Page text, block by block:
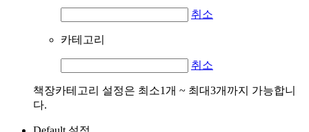
취소
카테고리
취소
책장카테고리 설정은 최소1개 ~ 최대3개까지 가능합니
다.